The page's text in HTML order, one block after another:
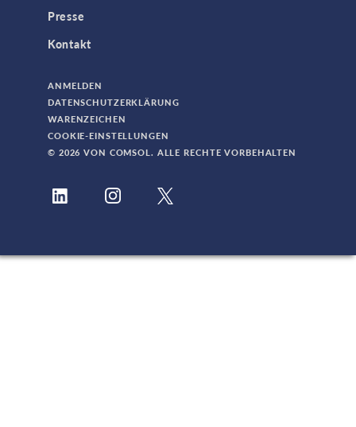
Presse
Kontakt
ANMELDEN
DATENSCHUTZERKLÄRUNG
WARENZEICHEN
COOKIE-EINSTELLUNGEN
© 2026 VON COMSOL. ALLE RECHTE VORBEHALTEN